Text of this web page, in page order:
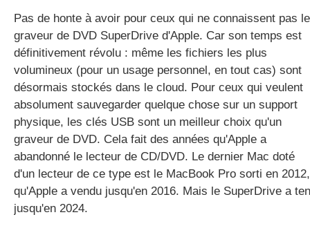
Pas de honte à avoir pour ceux qui ne connaissent pas le
graveur de DVD SuperDrive d'Apple. Car son temps est
définitivement révolu : même les fichiers les plus
volumineux (pour un usage personnel, en tout cas) sont
désormais stockés dans le cloud. Pour ceux qui veulent
absolument sauvegarder quelque chose sur un support
physique, les clés USB sont un meilleur choix qu'un
graveur de DVD. Cela fait des années qu'Apple a
abandonné le lecteur de CD/DVD. Le dernier Mac doté
d'un lecteur de ce type est le MacBook Pro sorti en 2012,
qu'Apple a vendu jusqu'en 2016. Mais le SuperDrive a
jusqu'en 2024.